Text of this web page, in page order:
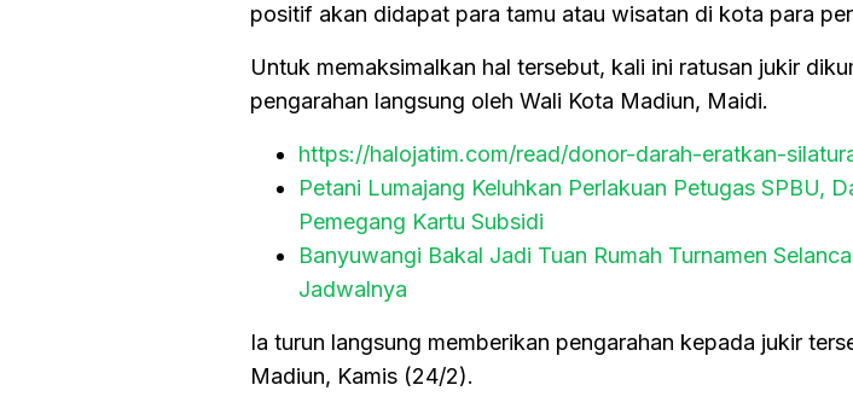
positif akan didapat para tamu atau wisatan di kota para
Untuk memaksimalkan hal tersebut, kali ini ratusan jukir
pengarahan langsung oleh Wali Kota Madiun, Maidi.
https://halojatim.com/read/donor-darah-eratkan-
Petani Lumajang Keluhkan Perlakuan Petugas SPBU,
Pemegang Kartu Subsidi
Banyuwangi Bakal Jadi Tuan Rumah Turnamen
Jadwalnya
Ia turun langsung memberikan pengarahan kepada jukir
Madiun, Kamis (24/2).